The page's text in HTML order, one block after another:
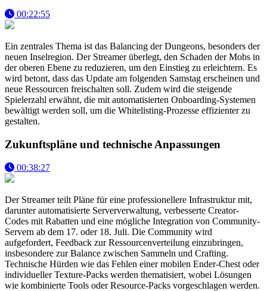
00:22:55
Ein zentrales Thema ist das Balancing der Dungeons, besonders der
neuen Inselregion. Der Streamer überlegt, den Schaden der Mobs in
der oberen Ebene zu reduzieren, um den Einstieg zu erleichtern. Es
wird betont, dass das Update am folgenden Samstag erscheinen und
neue Ressourcen freischalten soll. Zudem wird die steigende
Spielerzahl erwähnt, die mit automatisierten Onboarding-Systemen
bewältigt werden soll, um die Whitelisting-Prozesse effizienter zu
gestalten.
Zukunftspläne und technische Anpassungen
00:38:27
Der Streamer teilt Pläne für eine professionellere Infrastruktur mit,
darunter automatisierte Serververwaltung, verbesserte Creator-
Codes mit Rabatten und eine mögliche Integration von Community-
Servern ab dem 17. oder 18. Juli. Die Community wird
aufgefordert, Feedback zur Ressourcenverteilung einzubringen,
insbesondere zur Balance zwischen Sammeln und Crafting.
Technische Hürden wie das Fehlen einer mobilen Ender-Chest oder
individueller Texture-Packs werden thematisiert, wobei Lösungen
wie kombinierte Tools oder Resource-Packs vorgeschlagen werden.